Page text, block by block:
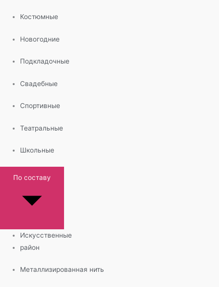
Костюмные
Новогодние
Подкладочные
Свадебные
Спортивные
Театральные
Школьные
По составу
Искусственные
район
Металлизированная нить